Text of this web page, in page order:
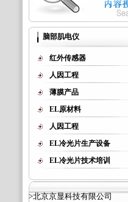
脑部肌电仪
红外传感器
人因工程
薄膜产品
EL原材料
人因工程
EL冷光片生产设备
EL冷光片技术培训
>北京京显科技有限公司